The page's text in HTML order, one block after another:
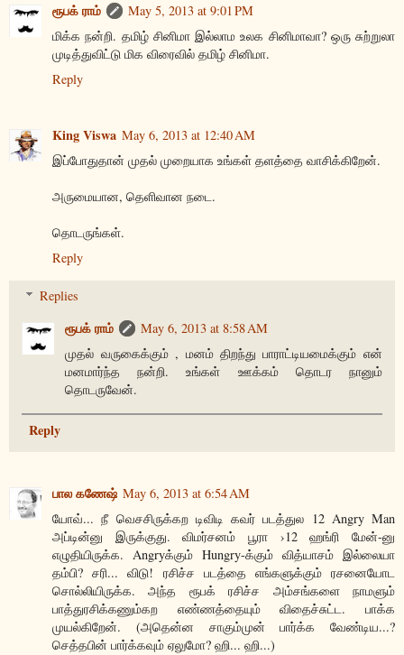
ரூபக் ராம்
May 5, 2013 at 9:01 PM
மிக்க நன்றி. தமிழ் சினிமா இல்லாம உலக சினிமாவா? ஒரு சுற்றுலா
முடித்துவிட்டு மிக விரைவில் தமிழ் சினிமா.
Reply
King Viswa May 6, 2013 at 12:40 AM
இப்போதுதான் முதல் முறையாக உங்கள் தளத்தை வாசிக்கிறேன்.
அருமையான, தெளிவான நடை.
தொடருங்கள்.
Reply
Replies
ரூபக் ராம்
May 6, 2013 at 8:58 AM
முதல் வருகைக்கும் , மனம் திறந்து பாராட்டியமைக்கும் என்
மனமார்ந்த நன்றி. உங்கள் ஊக்கம் தொடர நானும்
தொடருவேன்.
Reply
பால கணேஷ் May 6, 2013 at 6:54 AM
யோவ்... நீ வெசசிருக்கற டிவிடி கவர் படத்துல 12 Angry Man
அப்டின்னு இருக்குது. விமர்சனம் பூரா ›12 ஹங்ரி மேன்-னு
எழுதியிருக்க. Angryக்கும் Hungry-க்கும் வித்யாசம் இல்லையா
தம்பி? சரி... விடு! ரசிச்ச படத்தை எங்களுக்கும் ரசனையோட
சொல்லியிருக்க. அந்த ரூபக் ரசிச்ச அம்சங்களை நாமளும்
பாத்துரசிக்கணும்கற எண்ணத்தையும் விதைச்சுட்ட. பாக்க
முயல்கிறேன். (அதென்ன சாகும்முன் பார்க்க வேண்டிய...?
செத்தபின் பார்க்கவும் ஏலுமோ? ஹி... ஹி...)